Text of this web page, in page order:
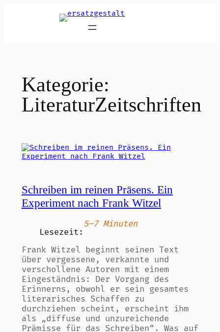
Kategorie:
LiteraturZeitschriften
Schreiben im reinen Präsens. Ein
Experiment nach Frank Witzel
Lesezeit:
5–7 Minuten
Frank Witzel beginnt seinen Text
über vergessene, verkannte und
verschollene Autoren mit einem
Eingeständnis: Der Vorgang des
Erinnerns, obwohl er sein gesamtes
literarisches Schaffen zu
durchziehen scheint, erscheint ihm
als „diffuse und unzureichende
Prämisse für das Schreiben“. Was auf